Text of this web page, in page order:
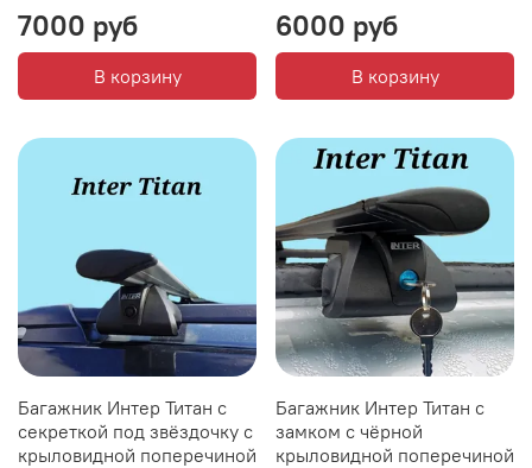
7000 руб
В корзину
6000 руб
В корзину
Багажник Интер Титан с
секреткой под звёздочку с
крыловидной поперечиной
Багажник Интер Титан с
замком с чёрной
крыловидной поперечиной